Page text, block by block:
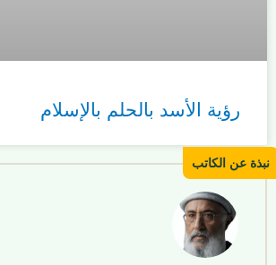
رؤية الأسد بالحلم بالإسلام